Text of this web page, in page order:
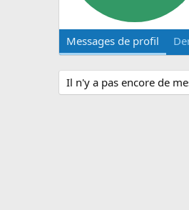
Messages de profil
Il n'y a pas encore de